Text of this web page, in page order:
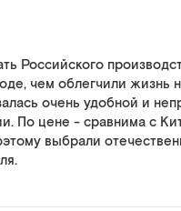
Российского
чем облегчили жизнь
очень удобной и
По цене - сравнима с
выбрали